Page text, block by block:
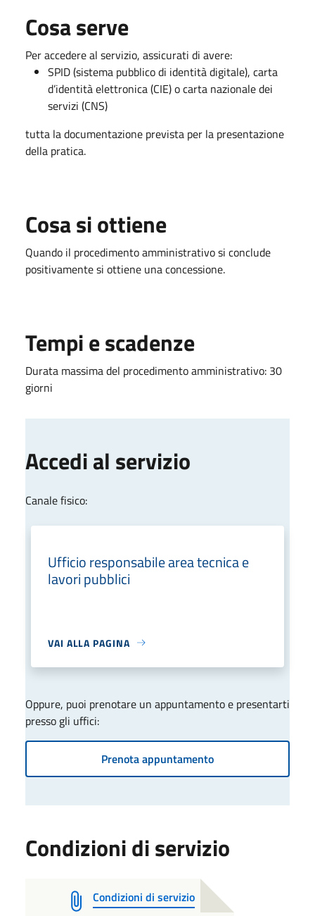
Cosa serve
Per accedere al servizio, assicurati di avere:
SPID (sistema pubblico di identità digitale), carta
d’identità elettronica (CIE) o carta nazionale dei
servizi (CNS)
tutta la documentazione prevista per la presentazione
della pratica.
Cosa si ottiene
Quando il procedimento amministrativo si conclude
positivamente si ottiene una concessione.
Tempi e scadenze
Durata massima del procedimento amministrativo: 30
giorni
Accedi al servizio
Canale fisico:
Ufficio responsabile area tecnica e
lavori pubblici
VAI ALLA PAGINA
Oppure, puoi prenotare un appuntamento e presentarti
presso gli uffici:
Prenota appuntamento
Condizioni di servizio
Condizioni di servizio